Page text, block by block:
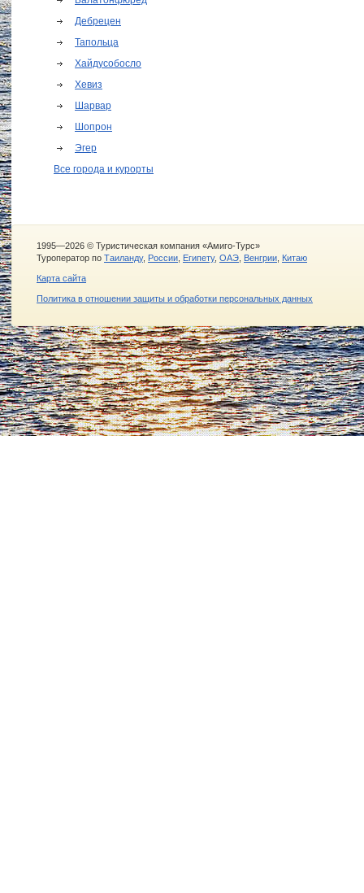
Дебрецен
Тапольца
Хайдусобосло
Хевиз
Шарвар
Шопрон
Эгер
Все города и курорты
1995—2026 © Туристическая компания «Амиго-Турс»
Туроператор по Таиланду, России Египету, ОАЭ Венгрии Китаю
Карта сайта
Политика в отношении защиты и обработки персональных данных